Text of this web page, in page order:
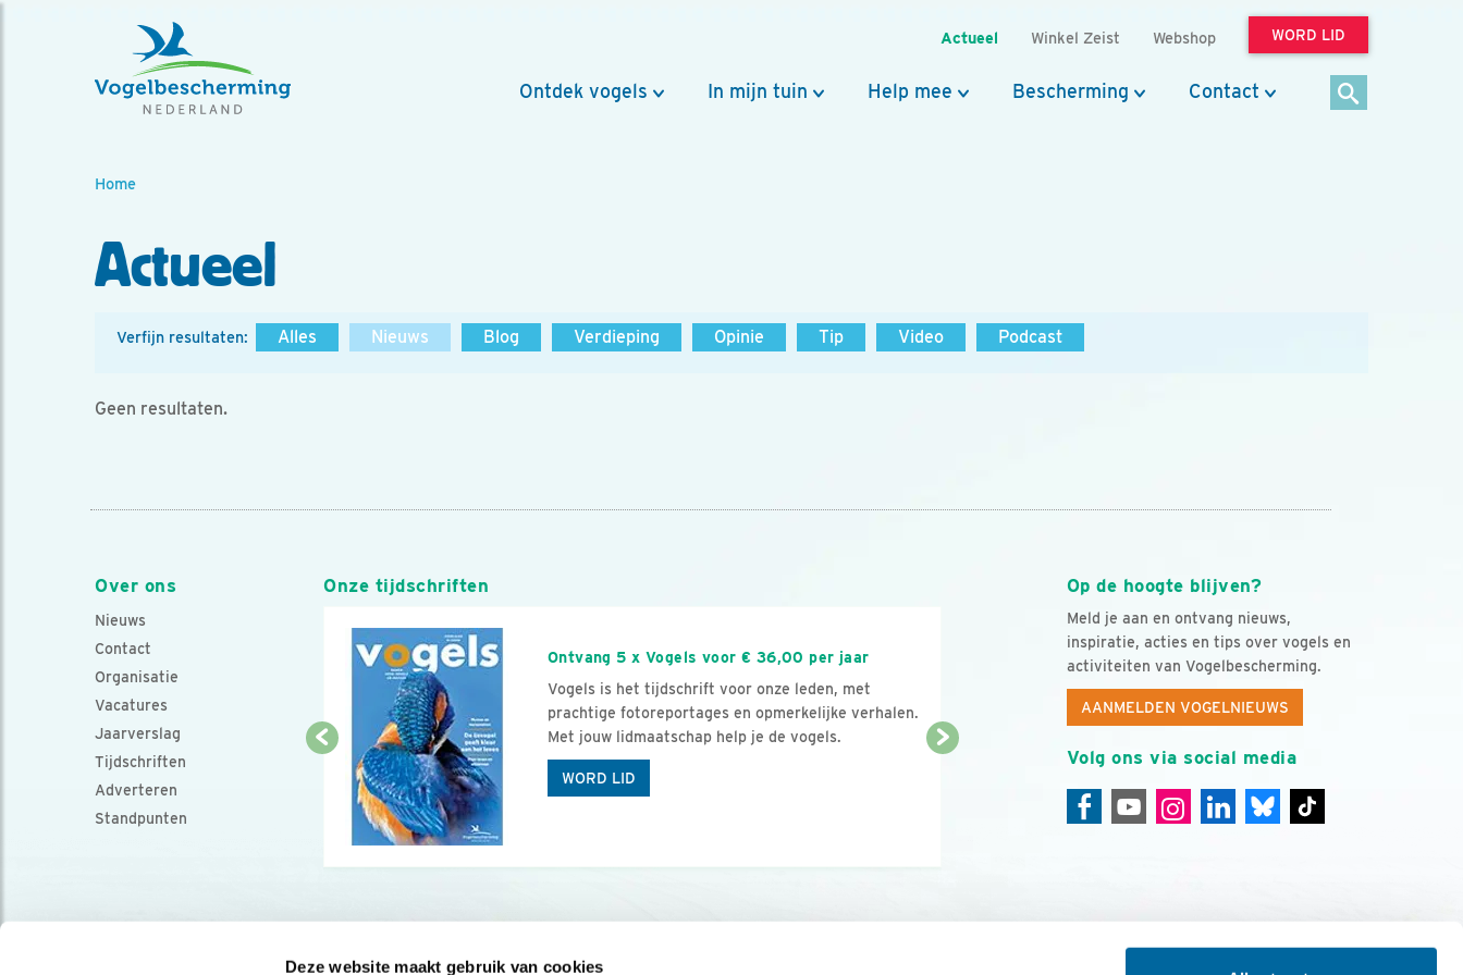
Deze website maakt gebruik van cookies
Actueel Winkel Zeist Webshop WORD LID
Ontdek vogels In mijn tuin Help mee Bescherming Contact
Home
Actueel
Verfijn resultaten: Alles Nieuws Blog Verdieping Opinie Tip Video Podcast
Geen resultaten.
Over ons
Nieuws
Contact
Organisatie
Vacatures
Jaarverslag
Tijdschriften
Adverteren
Standpunten
Op de hoogte blijven?
Meld je aan en ontvang nieuws,
inspiratie, acties en tips over vogels en
activiteiten van Vogelbescherming.
AANMELDEN VOGELNIEUWS
Volg ons via social media
Onze tijdschriften
Ontvang 5 x Vogels voor € 36,00 per jaar
Vogels is het tijdschrift voor onze leden, met
prachtige fotoreportages en opmerkelijke verhalen.
Met jouw lidmaatschap help je de vogels.
WORD LID